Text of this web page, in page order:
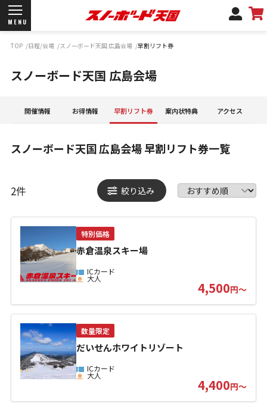
MENU
商品情報
お知らせ
商品保証
弊社名義の郵便について
新規会員登録
お問い合わせ
TOP 日程/会場 スノーボード天国 広島会場 早割リフト券
スノーボード天国 広島会場
開催情報 お得情報 早割リフト券 案内状特典 アクセス
スノーボード天国 広島会場早割リフト券一覧
2件 絞り込み
特別価格
赤倉温泉スキー場
ICカード
大人
4,500円～
数量限定
だいせんホワイトリゾート
ICカード
大人
4,400円～